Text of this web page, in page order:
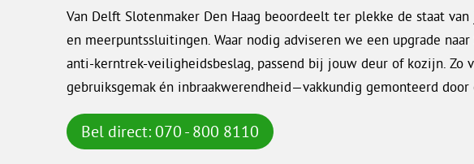
Van Delft Slotenmaker Den Haag beoordeelt ter plekke de staat
en meerpuntssluitingen. Waar nodig adviseren we een upgrade
anti-kerntrek-veiligheidsbeslag, passend bij jouw deur of kozijn. Zo
gebruiksgemak én inbraakwerendheid—vakkundig gemonteerd door
Bel direct: 070 - 800 8110